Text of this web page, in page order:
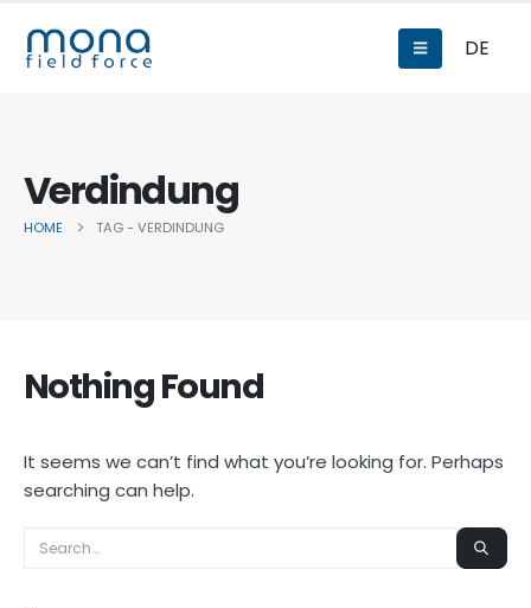
DE
Verdindung
HOME TAG - VERDINDUNG
Nothing Found
It seems we can’t find what you’re looking for. Perhaps
searching can help.